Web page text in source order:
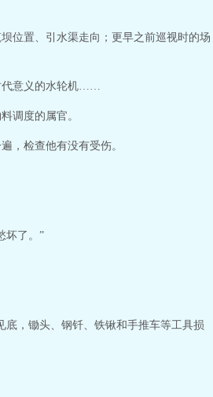
位置、引水渠走向；更早之前巡视时的场
代意义的水轮机……
调度的属官。
，检查他有没有受伤。
坏了。”
，锄头、钢钎、铁锹和手推车等工具损